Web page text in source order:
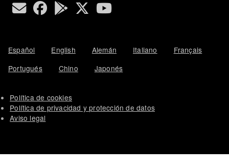
Español English Alemán Italiano
Français
Portugués
Chino Japonés
Política de cookies
Política de privacidad y protección de datos
Aviso legal